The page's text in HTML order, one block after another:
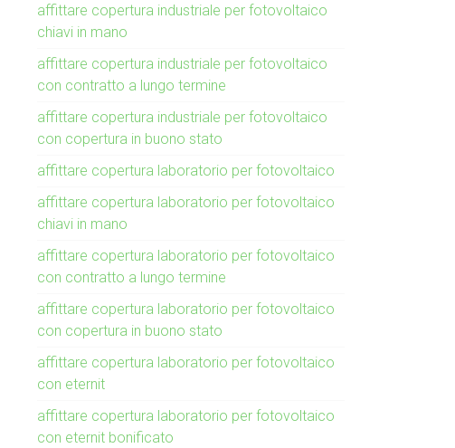
affittare copertura industriale per fotovoltaico
chiavi in mano
affittare copertura industriale per fotovoltaico
con contratto a lungo termine
affittare copertura industriale per fotovoltaico
con copertura in buono stato
affittare copertura laboratorio per fotovoltaico
affittare copertura laboratorio per fotovoltaico
chiavi in mano
affittare copertura laboratorio per fotovoltaico
con contratto a lungo termine
affittare copertura laboratorio per fotovoltaico
con copertura in buono stato
affittare copertura laboratorio per fotovoltaico
con eternit
affittare copertura laboratorio per fotovoltaico
con eternit bonificato